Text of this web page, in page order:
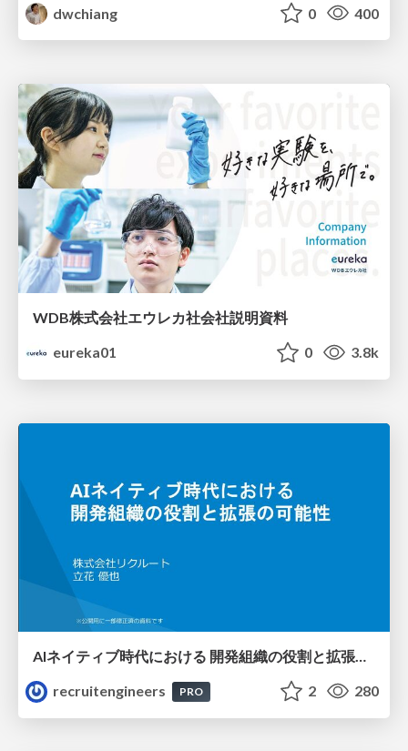
dwchiang
0 400
WDB株式会社エウレカ社会社説明資料
eureka01
0 3.8k
AIネイティブ時代における 開発組織の役割と拡張の可能性
recruitengineers
PRO 2 280